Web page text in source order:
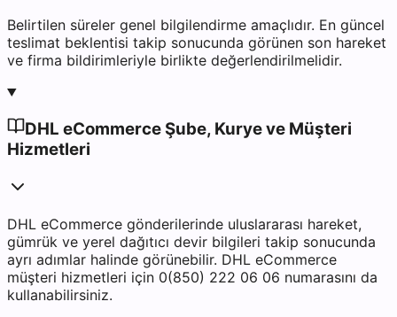
Belirtilen süreler genel bilgilendirme amaçlıdır. En güncel
teslimat beklentisi takip sonucunda görünen son hareket
ve firma bildirimleriyle birlikte değerlendirilmelidir.
DHL eCommerce Şube, Kurye ve Müşteri
Hizmetleri
DHL eCommerce gönderilerinde uluslararası hareket,
gümrük ve yerel dağıtıcı devir bilgileri takip sonucunda
ayrı adımlar halinde görünebilir. DHL eCommerce
müşteri hizmetleri için 0(850) 222 06 06 numarasını da
kullanabilirsiniz.